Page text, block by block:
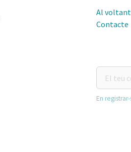
Al voltant
Contacte
teu
correu-
En